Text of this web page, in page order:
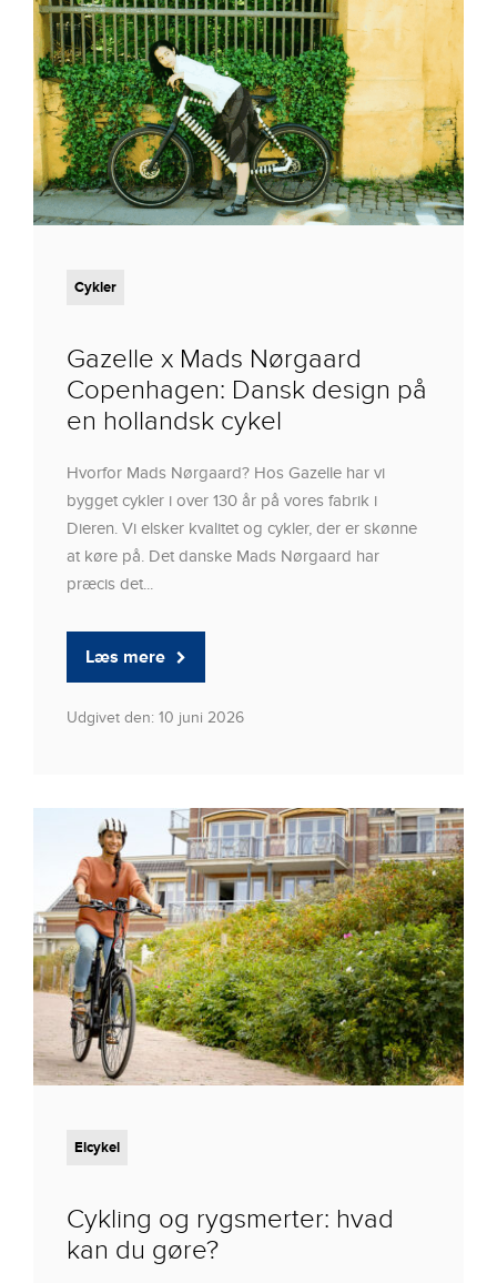
Cykler
Gazelle x Mads Nørgaard
Copenhagen: Dansk design på
en hollandsk cykel
Hvorfor Mads Nørgaard? Hos Gazelle har vi
bygget cykler i over 130 år på vores fabrik i
Dieren. Vi elsker kvalitet og cykler, der er skønne
at køre på. Det danske Mads Nørgaard har
præcis det...
Læs mere
Udgivet den: 10 juni 2026
Elcykel
Cykling og rygsmerter: hvad
kan du gøre?